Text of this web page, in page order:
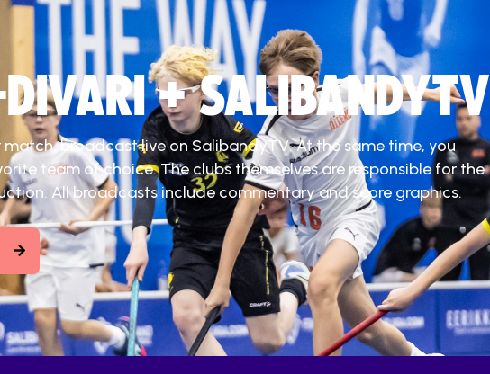
DIVARI + SALIBANDYTV
match, broadcast live on SalibandyTV. At the same time, you
team of choice. The clubs themselves are responsible for the
All broadcasts include commentary and score graphics.